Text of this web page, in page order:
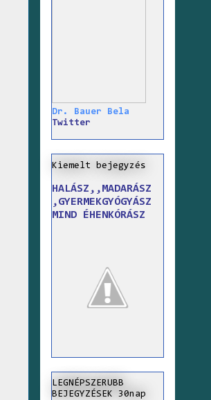
Dr. Bauer Bela
Twitter
Kiemelt bejegyzés
HALÁSZ,,MADARÁSZ
,GYERMEKGYÓGYÁSZ
MIND ÉHENKÓRÁSZ
LEGNÉPSZERUBB
BEJEGYZÉSEK 30nap